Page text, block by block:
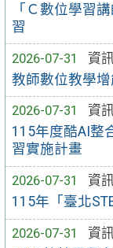
「Ｃ數位學習
習
2026-07-31
資
教師數位教學增
2026-07-31
資
115年度酷AI整
習實施計畫
2026-07-31
資
115年「臺北
2026-07-31
資